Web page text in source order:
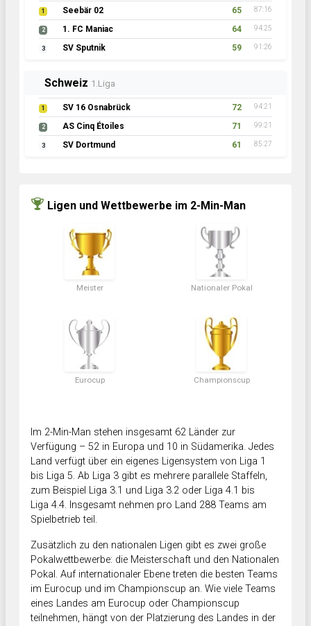
1 Seebär 02 65 87:16
2 1. FC Maniac 64 94:25
3 SV Sputnik 59 91:26
Schweiz 1.Liga
1 SV 16 Osnabrück 72 94:21
2 AS Cinq Étoiles 71 99:21
3 SV Dortmund 61 85:27
Ligen und Wettbewerbe im 2-Min-Man
Meister Nationaler Pokal
Eurocup Championscup
Im 2-Min-Man stehen insgesamt 62 Länder zur
Verfügung – 52 in Europa und 10 in Südamerika. Jedes
Land verfügt über ein eigenes Ligensystem von Liga 1
bis Liga 5. Ab Liga 3 gibt es mehrere parallele Staffeln,
zum Beispiel Liga 3.1 und Liga 3.2 oder Liga 4.1 bis
Liga 4.4. Insgesamt nehmen pro Land 288 Teams am
Spielbetrieb teil.
Zusätzlich zu den nationalen Ligen gibt es zwei große
Pokalwettbewerbe: die Meisterschaft und den Nationalen
Pokal. Auf internationaler Ebene treten die besten Teams
im Eurocup und im Championscup an. Wie viele Teams
eines Landes am Eurocup oder Championscup
teilnehmen, hängt von der Platzierung des Landes in der